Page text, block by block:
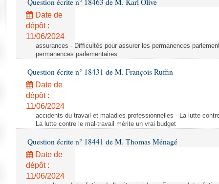
Rapports d'enquête
Rapports législatifs
Rapports sur l'application des lois
Baromètre de l’application des lois
Budget et sécurité sociale
Questions écrites et orales
Comptes rendus des débats
Question écrite n° 18463 de M. Karl Olive
Date de
dépôt :
11/06/2024
assurances - Difficultés pour assurer les permanences
permanences parlementaires
Question écrite n° 18431 de M. François Ruffin
Date de
dépôt :
11/06/2024
accidents du travail et maladies professionnelles - La lutte
La lutte contre le mal-travail mérite un vrai budget
Question écrite n° 18441 de M. Thomas Ménagé
Date de
dépôt :
11/06/2024